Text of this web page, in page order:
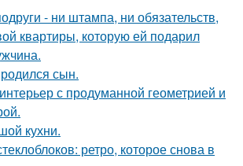
- ни штампа, ни обязательств,
квартиры, которую ей подарил
сын.
с продуманной геометрией и
кухни.
ретро, которое снова в